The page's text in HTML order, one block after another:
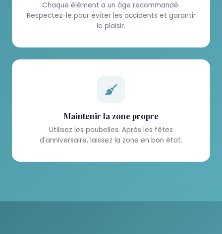
Chaque élément a un âge recommandé.
Respectez-le pour éviter les accidents et garantir
le plaisir.
Maintenir la zone propre
Utilisez les poubelles. Après les fêtes
d'anniversaire, laissez la zone en bon état.